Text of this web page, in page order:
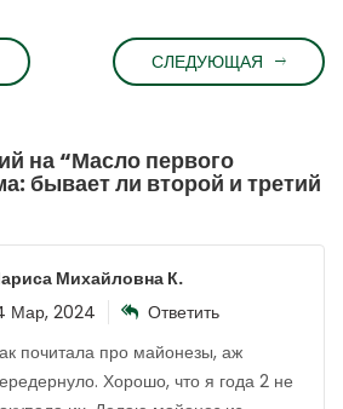
СЛЕДУЮЩАЯ
на “Масло первого
бывает ли второй и третий
Михайловна К.
Мар, 2024
Ответить
почитала про майонезы, аж
Хорошо, что я года 2 не